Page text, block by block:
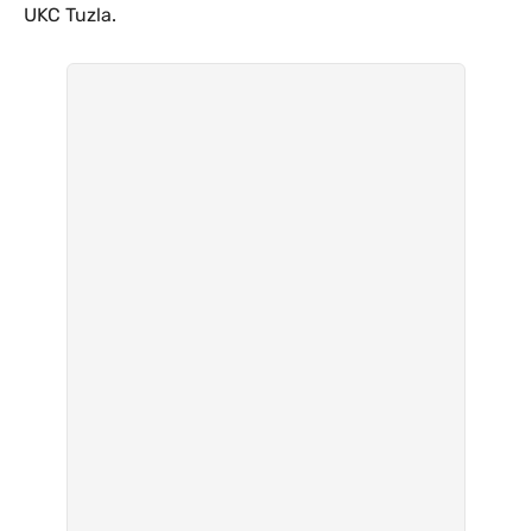
UKC Tuzla.